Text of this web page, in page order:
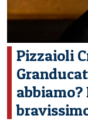
Pizzaioli
abbiamo?